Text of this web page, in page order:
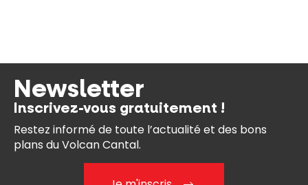
Newsletter
Inscrivez-vous gratuitement !
Restez informé de toute l’actualité et des bons
plans du Volcan Cantal.